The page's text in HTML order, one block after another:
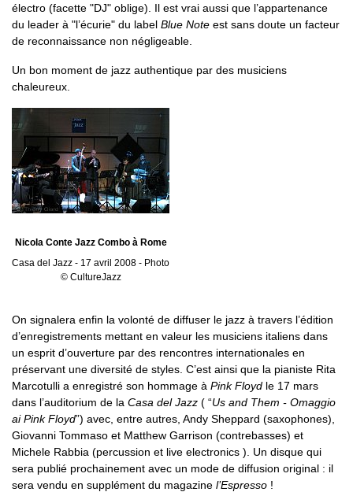
électro (facette "DJ" oblige). Il est vrai aussi que l’appartenance
du leader à "l’écurie" du label Blue Note est sans doute un facteur
de reconnaissance non négligeable.
Un bon moment de jazz authentique par des musiciens
chaleureux.
Nicola Conte Jazz Combo à Rome
Casa del Jazz - 17 avril 2008 - Photo
© CultureJazz
On signalera enfin la volonté de diffuser le jazz à travers l’édition
d’enregistrements mettant en valeur les musiciens italiens dans
un esprit d’ouverture par des rencontres internationales en
préservant une diversité de styles. C’est ainsi que la pianiste Rita
Marcotulli a enregistré son hommage à Pink Floyd le 17 mars
dans l’auditorium de la Casa del Jazz ( “Us and Them - Omaggio
ai Pink Floyd”) avec, entre autres, Andy Sheppard (saxophones),
Giovanni Tommaso et Matthew Garrison (contrebasses) et
Michele Rabbia (percussion et live electronics ). Un disque qui
sera publié prochainement avec un mode de diffusion original : il
sera vendu en supplément du magazine l’Espresso !